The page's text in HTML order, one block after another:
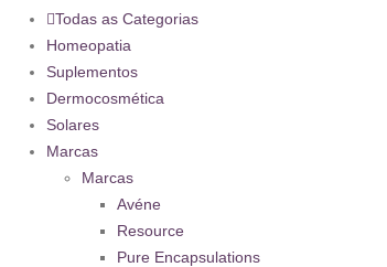
Todas as Categorias
Homeopatia
Suplementos
Dermocosmética
Solares
Marcas
Marcas
Avéne
Resource
Pure Encapsulations